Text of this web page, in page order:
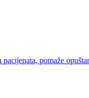
pomaže